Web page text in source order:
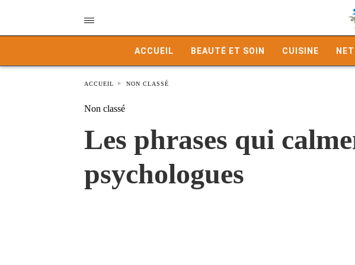
ACCUEIL BEAUTÉ ET SOIN CUISINE
ACCUEIL NON CLASSÉ
Non classé
Les phrases qui
psychologues